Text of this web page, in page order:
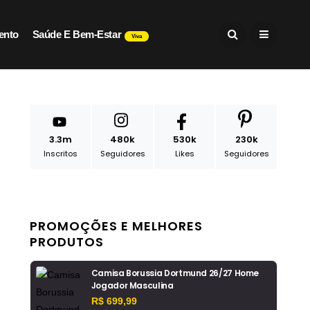
Saúde E Bem-Estar Viva
3.3m
Inscritos
480k
Seguidores
530k
Likes
230k
Seguidores
PROMOÇÕES E MELHORES
PRODUTOS
Camisa Borussia Dortmund 26/27 Home
Jogador Masculina
R$ 699,99